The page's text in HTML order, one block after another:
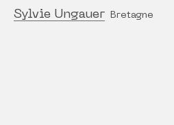
Sylvie Ungauer Bretagne